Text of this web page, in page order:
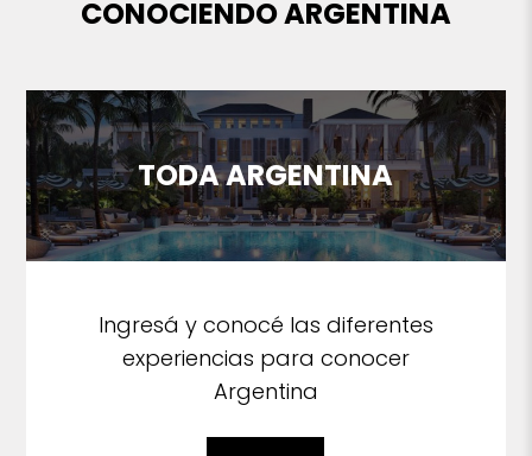
CONOCIENDO ARGENTINA
TODA ARGENTINA
Ingresá y conocé las diferentes
experiencias para conocer
Argentina